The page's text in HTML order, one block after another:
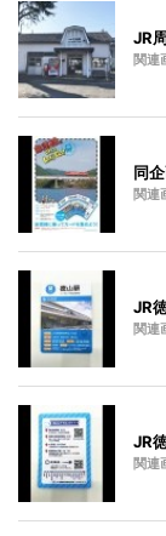
JR
関連
同
関連
JR
関連
JR
関連